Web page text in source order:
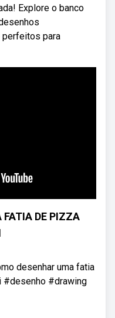
Explore o banco
perfeitos para
FATIA DE PIZZA
desenhar uma fatia
#drawing